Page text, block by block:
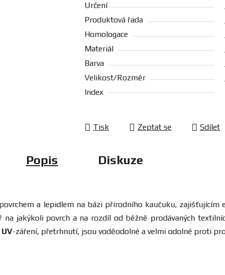
Určení
Produktová řada
Homologace
Materiál
Barva
Velikost/Rozměr
Index
Tisk Zeptat se Sdílet
Popis Diskuze
a lepidlem na bázi přírodního kaučuku,
jakýkoli povrch a na rozdíl od běžně prodávaných
UV-záření, přetrhnutí, jsou voděodolné a velmi odolné proti